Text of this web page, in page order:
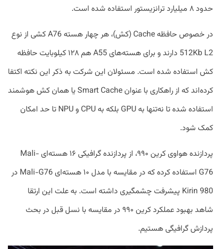
حدود ۸ میلیارد ترانزیستور استفاده شده است.
در خصوص حافظه Cache (کش)، هر چهار هسته A76 کشی از نوع
512Kb L2 دارند و برای هسته‌های A55 هم ۱۲۸ کیلوبایت حافظه
کش استفاده شده است. مسئولان این شرکت به ذکر این نکته اکتفا
کرده‌اند که از راهکاری با عنوان Smart Cache یا همان کش هوشمند
استفاده شده تا نه‌تنها به GPU بلکه به CPU و NPU تا حد امکان
کمک شود.
پردازنده هواوی کرین ۹۹۰، از پردازنده گرافیکی ۱۶ هسته‌ای Mali-
G76 استفاده کرده که در مقایسه با مدل ۱۰ هسته‌ای Mali-G76 در
Kirin 980 پیشرفت چشمگیری داشته است. به علت این ارتقا
شاهد بهبود عملکرد کرین ۹۹۰ در مقایسه با نسل قبل در بحث
پردازش گرافیگی هستیم.